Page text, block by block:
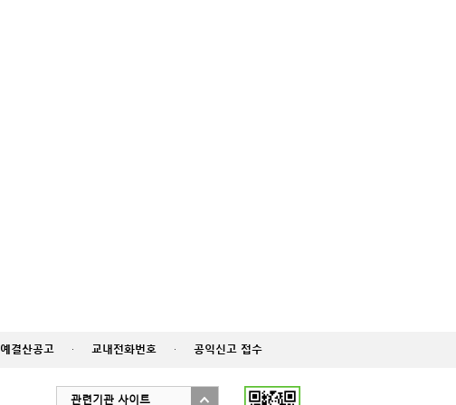
예결산공고 · 교내전화번호 · 공익신고 접수
관련기관 사이트